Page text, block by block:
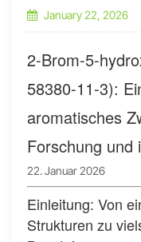
January 22, 2026
2-Brom-5-
58380-11-3):
aromatisches
Forschung und
22. Januar 2026
Einleitung: Von
Strukturen zu